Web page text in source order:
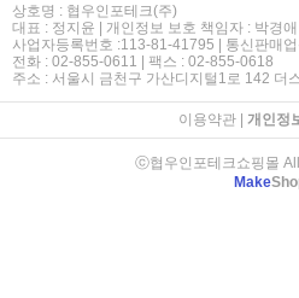
상호명 : 협우인포테크(주)
대표 : 정지윤 | 개인정보 보호 책임자 : 박경애
사업자등록번호 :113-81-41795 | 통신판매
전화 : 02-855-0611 | 팩스 : 02-855-0618
주소 : 서울시 금천구 가산디지털1로 142 더
이용약관| 개인정
ⓒ협우인포테크쇼핑몰
Make